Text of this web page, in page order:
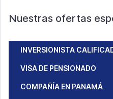
Nuestras ofertas
INVERSIONISTA
VISA DE PENSIONADO
COMPAÑÍA EN PANAMÁ